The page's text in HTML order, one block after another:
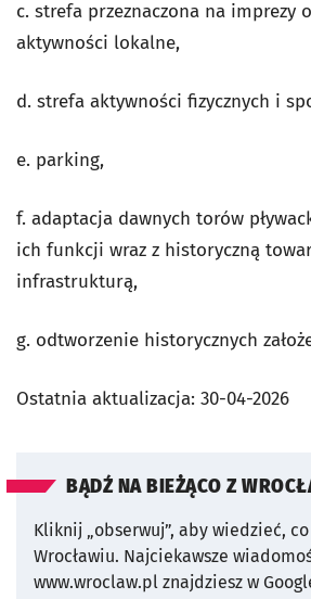
c. strefa przeznaczona na imprezy
aktywności lokalne,
d. strefa aktywności fizycznych i
e. parking,
f. adaptacja dawnych torów
ich funkcji wraz z historyczną
infrastrukturą,
g. odtworzenie historycznych
Ostatnia aktualizacja: 30-04-2026
BĄDŹ NA BIEŻĄCO Z
Kliknij „obserwuj”, aby wiedzieć,
Wrocławiu. Najciekawsze
www.wroclaw.pl znajdziesz w